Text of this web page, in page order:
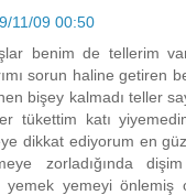
11/09 00:50
benim de tellerim
sorun haline getiren
bişey kalmadı teller
tükettim katı
dikkat ediyorum en
zorladığında
yemek yemeyi önlemiş